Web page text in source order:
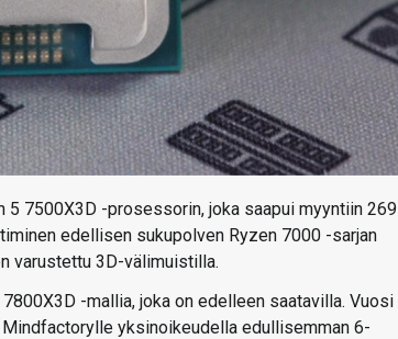
5 7500X3D -prosessorin, joka saapui myyntiin 269
edellisen sukupolven Ryzen 7000 -sarjan
varustettu 3D-välimuistilla.
-mallia, joka on edelleen saatavilla. Vuosi
yksinoikeudella edullisemman 6-